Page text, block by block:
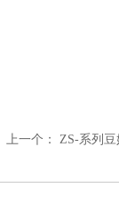
上一个： ZS-系列